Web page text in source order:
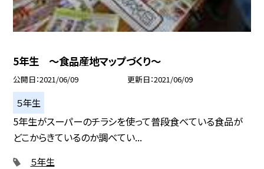
5年生 〜食品産地マップづくり〜
公開日 2021/06/09 更新日 2021/06/09
５年生
5年生がスーパーのチラシを使って普段食べている食品が
どこからきているのか調べてい...
５年生